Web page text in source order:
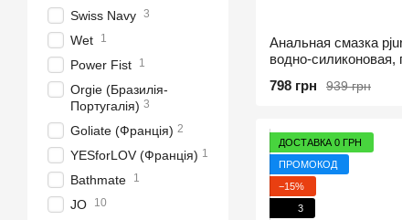
Анальная смазка
водно-силиконовая,
939 грн
798 грн
ДОСТАВКА 0 ГРН
ПРОМОКОД
−15%
3
Swiss Navy 3
Wet 1
Power Fist 1
Orgie (Бразилія-
Португалія) 3
Goliate (Франція) 2
YESforLOV (Франція) 1
Bathmate 1
JO 10